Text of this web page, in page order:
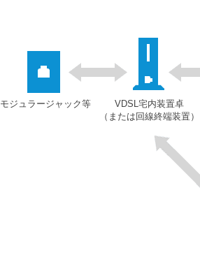
モジュラージャック等
VDSL宅内装置卓
（または回線終端装置）